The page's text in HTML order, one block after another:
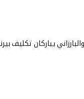
يباركان تكليف